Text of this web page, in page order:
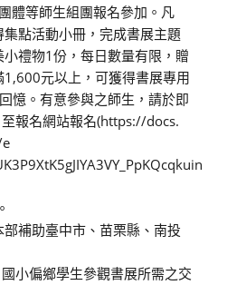
體等師生組團報名參加。凡
點活動小冊，完成書展主題
禮物1份，每日數量有限，贈
元以上，可獲得書展專用
憶。有意參與之師生，請於即
報名網站報名(https://docs.
補助臺中市、苗栗縣、南投
小偏鄉學生參觀書展所需之交